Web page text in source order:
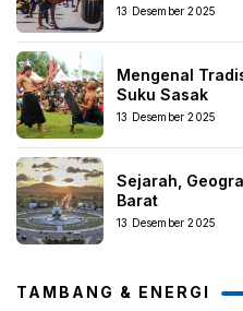
13 Desember 2025
Mengenal
Suku Sasak
13 Desember 2025
Sejarah,
Barat
13 Desember 2025
TAMBANG & ENERGI